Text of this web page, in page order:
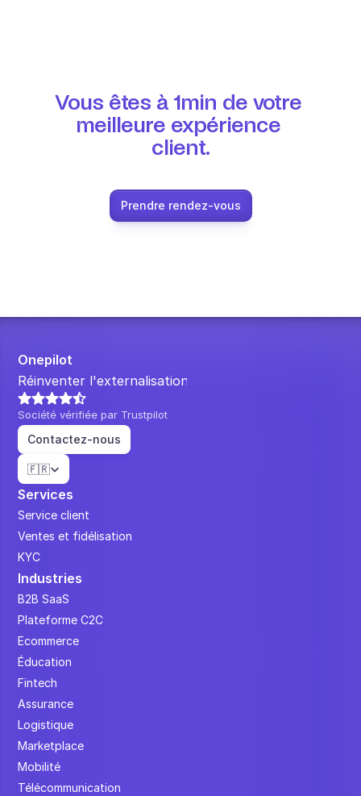
Vous êtes à 1min de votre
meilleure expérience
client.
Prendre rendez-vous
Onepilot
Réinventer l'externalisation.
Société vérifiée par Trustpilot
Contactez-nous
Select Language
🇫🇷
Services
Service client
Ventes et fidélisation
KYC
Industries
B2B SaaS
Plateforme C2C
Ecommerce
Éducation
Fintech
Assurance
Logistique
Marketplace
Mobilité
Télécommunication